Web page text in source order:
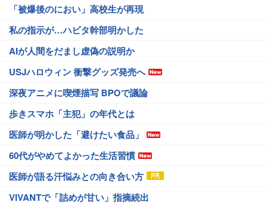
「被爆後のにおい」高校生が再現
私の指示が…ハビタ幹部明かした
AIが人間をだまし虚偽の説明か
USJハロウィン 衝撃グッズ発売へ
深夜アニメに喫煙描写 BPOで議論
歩きスマホ「主犯」の年代とは
医師が明かした「避けたい食品」
60代がやめてよかった生活習慣
医師が語る汗悩みとの向き合い方
VIVANTで「詰めが甘い」指摘続出